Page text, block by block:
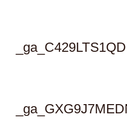
_ga_C429LTS1QD